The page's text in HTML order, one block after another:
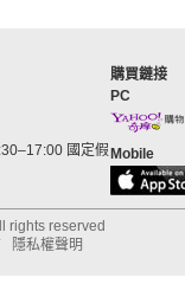
國定假
購買鏈接
PC
Mobile
rights reserved
隱私權聲明